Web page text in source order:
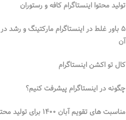
تولید محتوا اینستاگرام کافه و رستوران
5 باور غلط در اینستاگرام مارکتینگ و رشد در
آن
کال تو اکشن اینستاگرام
چگونه در اینستاگرام پیشرفت کنیم؟
مناسبت های تقویم آبان 1400 برای تولید محتوا